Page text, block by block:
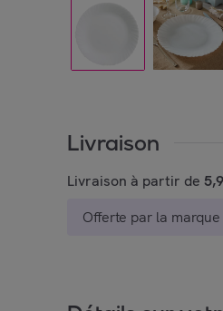
Livraison
Livraison à partir de
Offerte par la